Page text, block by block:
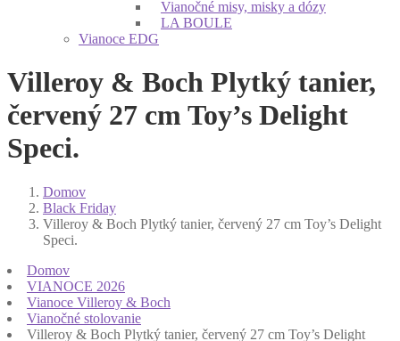
Vianočné misy, misky a dózy
LA BOULE
Vianoce EDG
Villeroy & Boch Plytký tanier,
červený 27 cm Toy’s Delight
Speci.
Domov
Black Friday
Villeroy & Boch Plytký tanier, červený 27 cm Toy’s Delight
Speci.
Domov
VIANOCE 2026
Vianoce Villeroy & Boch
Vianočné stolovanie
Villeroy & Boch Plytký tanier, červený 27 cm Toy’s Delight